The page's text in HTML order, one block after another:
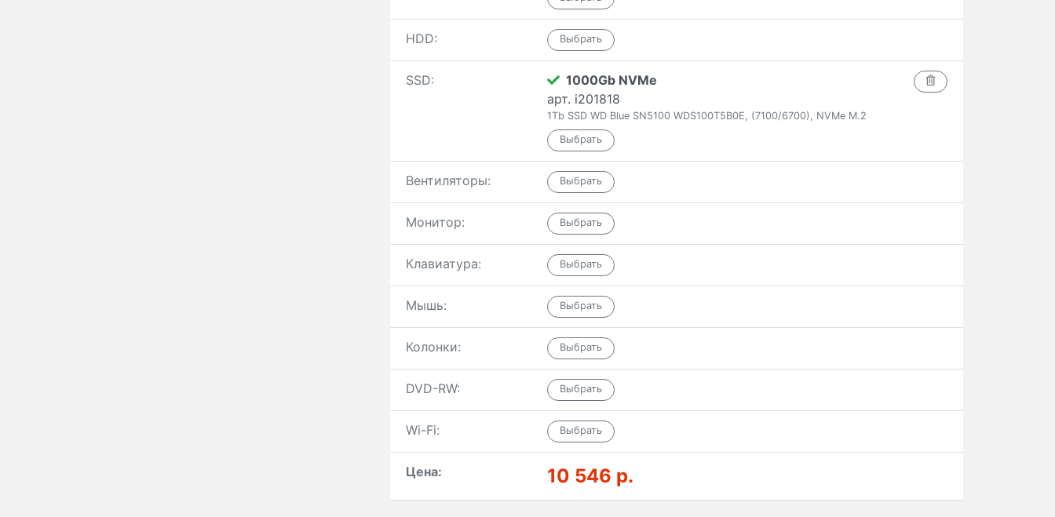
HDD:
SSD:
1000Gb NVMe
арт. i201818
1Tb SSD WD Blue SN5100 WDS100T5B0E, (7100/6700), NVMe M.2
Вентиляторы:
Монитор:
Клавиатура:
Мышь:
Колонки:
DVD-RW:
Wi-Fi:
Цена: 10 546 р.